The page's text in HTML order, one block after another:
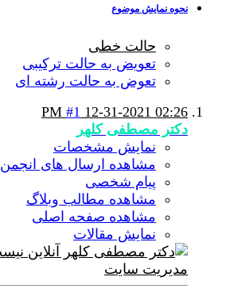
نحوه نمایش موضوع
حالت خطی
تعویض به حالت ترکیبی
تعوض به حالت رشته ای
12-31-2021 02:26 PM
#1
دکتر مصطفی کلهر
نمایش مشخصات
مشاهده ارسال های انجمن
پیام شخصی
مشاهده مطالب وبلاگ
مشاهده صفحه اصلی
نمایش مقالات
مدیریت سایت